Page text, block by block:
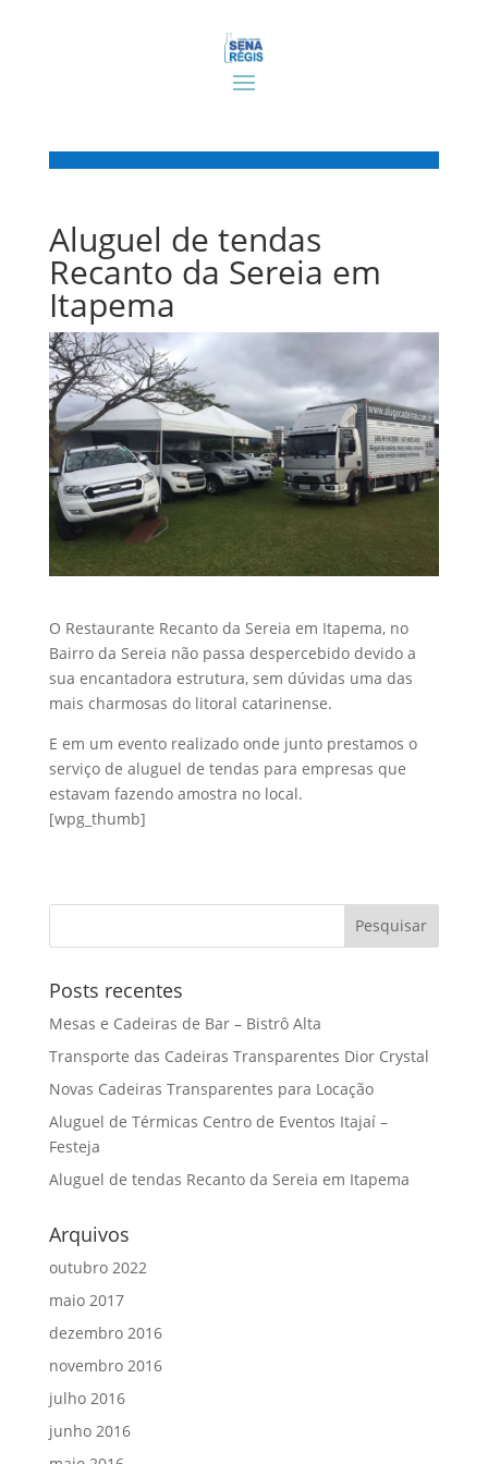
Aluguel de tendas
Recanto da Sereia em
Itapema
O Restaurante Recanto da Sereia em Itapema, no
Bairro da Sereia não passa despercebido devido a
sua encantadora estrutura, sem dúvidas uma das
mais charmosas do litoral catarinense.
E em um evento realizado onde junto prestamos o
serviço de aluguel de tendas para empresas que
estavam fazendo amostra no local.
[wpg_thumb]
Posts recentes
Mesas e Cadeiras de Bar – Bistrô Alta
Transporte das Cadeiras Transparentes Dior Crystal
Novas Cadeiras Transparentes para Locação
Aluguel de Térmicas Centro de Eventos Itajaí –
Festeja
Aluguel de tendas Recanto da Sereia em Itapema
Arquivos
outubro 2022
maio 2017
dezembro 2016
novembro 2016
julho 2016
junho 2016